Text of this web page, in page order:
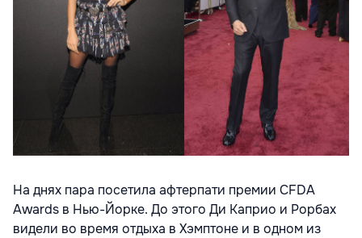
На днях пара посетила афтерпати премии CFDA
Awards в Нью-Йорке. До этого Ди Каприо и Рорбах
видели во время отдыха в Хэмптоне и в одном из